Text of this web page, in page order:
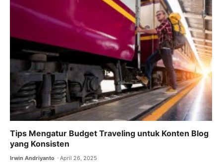
Tips Mengatur Budget Traveling untuk Konten Blog
yang Konsisten
Irwin Andriyanto April 26, 2025